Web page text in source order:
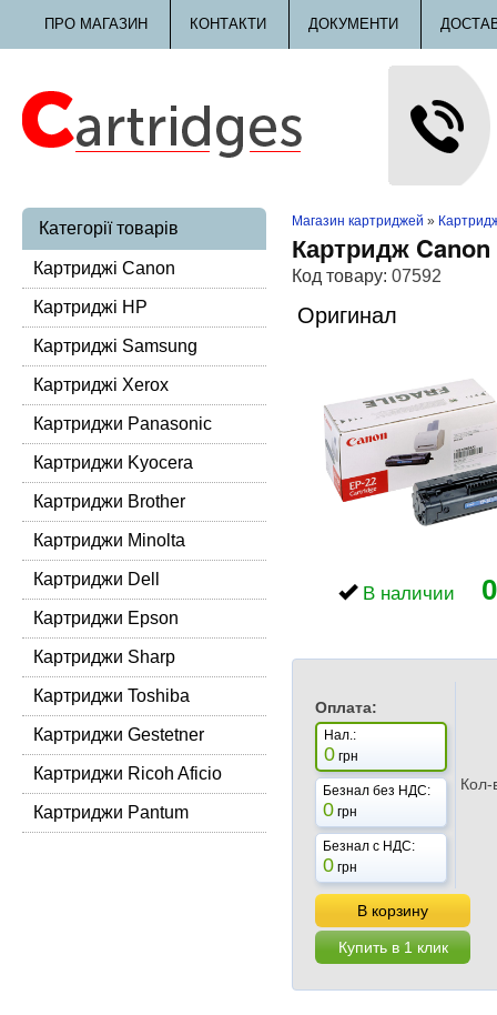
ПРО МАГАЗИН КОНТАКТИ ДОКУМЕНТИ
Категорії товарів
Картриджі Canon
Картриджі HP
Картриджі Samsung
Картриджі Xerox
Картриджи Panasonic
Картриджи Kyocera
Картриджи Brother
Картриджи Minolta
Картриджи Dell
Картриджи Epson
Картриджи Sharp
Картриджи Toshiba
Картриджи Gestetner
Картриджи Ricoh Aficio
Картриджи Pantum
Магазин картриджей »
Картридж Canon
Код товару: 07592
Оригинал
В наличии 0
Оплата:
Нал.:
0 грн
Безнал без НДС:
0 грн
Безнал с НДС:
0 грн
В корзину
Купить в 1 клик